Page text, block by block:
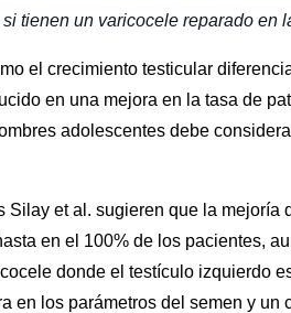
tienen un varicocele reparado en
el crecimiento testicular
en una mejora en la tasa de
adolescentes debe
Silay et al. sugieren que la
en el 100% de los pacientes,
donde el testículo izquierdo
en los parámetros del semen y